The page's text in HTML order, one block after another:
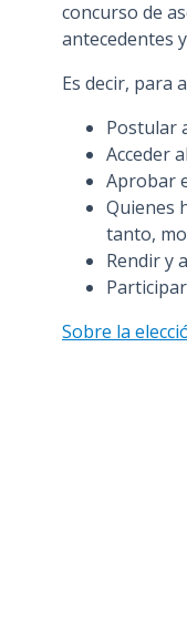
concurso de
antecedentes
Es decir, para
Postular
Acceder
Aprobar
Quienes
tanto,
Rendir y
Sobre la